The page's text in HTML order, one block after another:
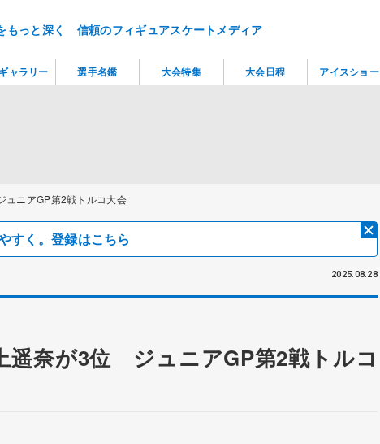
もっと深く 信頼のフィギュアスケートメディア
ニアGP第2戦トルコ大会
すく。登録はこちら
2025.08.28
遥奈が3位 ジュニアGP第2戦トルコ
ャラリー 選手名鑑 大会特集 大会日程 アイスショー